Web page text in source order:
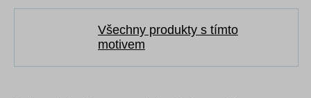
Všechny produkty s tímto
motivem